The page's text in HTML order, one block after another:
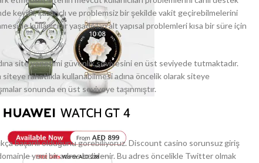
keyifli, kazançlı ve problemsiz bir şekilde vakit geçirebilmelerini
ile kullanıcılar yaşadıkları alt yapısal problemleri kısa bir süre için
site yönetimi güvenlik seviyesini en üst seviyede tutmaktadır.
siteye rahatlıkla kullanabilmesi adına öncelik olarak siteye
sonunda en üst seviyeye taşınmıştır.
başarılı olduğunu görebiliyoruz. Discount casino sorunsuz giriş
yeni bir adres belirlenir. Bu adres öncelikle Twitter olmak